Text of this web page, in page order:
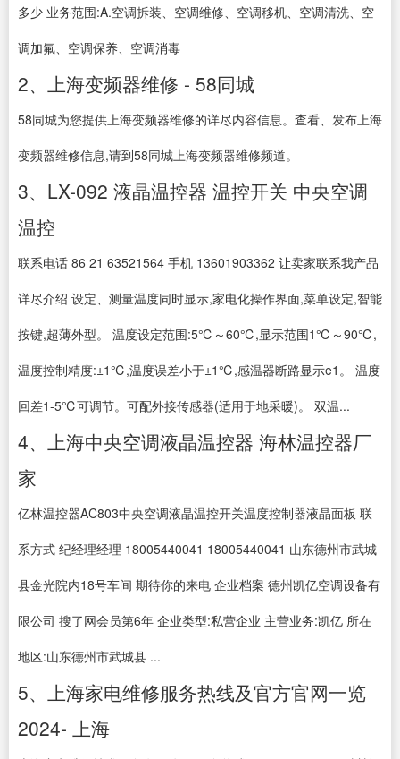
多少 业务范围:A.空调拆装、空调维修、空调移机、空调清洗、空
调加氟、空调保养、空调消毒
2、上海变频器维修 - 58同城
58同城为您提供上海变频器维修的详尽内容信息。查看、发布上海
变频器维修信息,请到58同城上海变频器维修频道。
3、LX-092 液晶温控器 温控开关 中央空调
温控
联系电话 86 21 63521564 手机 13601903362 让卖家联系我产品
详尽介绍 设定、测量温度同时显示,家电化操作界面,菜单设定,智能
按键,超薄外型。 温度设定范围:5℃～60℃,显示范围1℃～90℃,
温度控制精度:±1℃,温度误差小于±1℃,感温器断路显示e1。 温度
回差1-5℃可调节。可配外接传感器(适用于地采暖)。 双温...
4、上海中央空调液晶温控器 海林温控器厂
家
亿林温控器AC803中央空调液晶温控开关温度控制器液晶面板 联
系方式 纪经理经理 18005440041 18005440041 山东德州市武城
县金光院内18号车间 期待你的来电 企业档案 德州凯亿空调设备有
限公司 搜了网会员第6年 企业类型:私营企业 主营业务:凯亿 所在
地区:山东德州市武城县 ...
5、上海家电维修服务热线及官方官网一览
2024- 上海